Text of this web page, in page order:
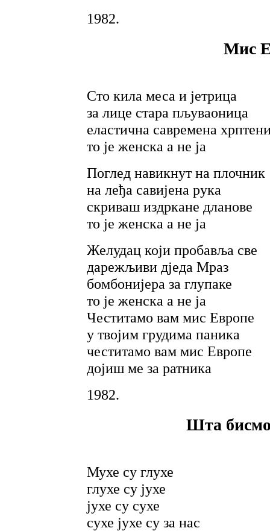
1982.
Мис
Сто кила меса и јетрица
за лице стара пљуваоница
еластична савремена
то је женска а не ја
Поглед навикнут на плочник
на леђа савијена рука
скриваш издркане дланове
то је женска а не ја
Желудац који пробавља све
дарежљиви дједа Мраз
бомбонијера за глупаке
то је женска а не ја
Честитамо вам мис Европе
у твојим грудима паника
честитамо вам мис Европе
дојиш ме за ратника
1982.
Шта бисмо
Мухе су глухе
глухе су јухе
јухе су сухе
сухе јухе су за нас